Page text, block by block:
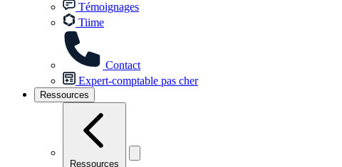
Témoignages
Tiime
Contact
Expert-comptable pas cher
Ressources
Ressources